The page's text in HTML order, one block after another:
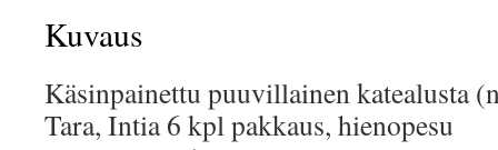
Kuvaus
Käsinpainettu puuvillainen katealusta
Tara, Intia 6 kpl pakkaus, hienopesu